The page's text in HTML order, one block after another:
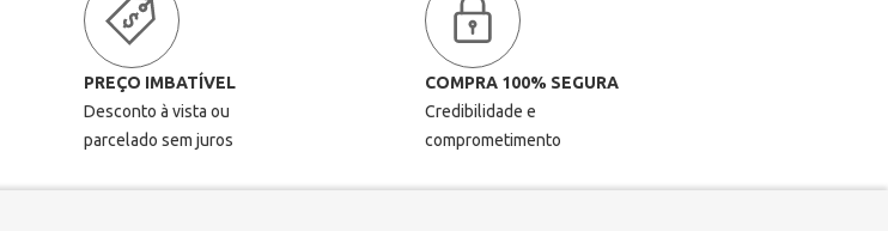
PREÇO IMBATÍVEL
Desconto à vista ou
parcelado sem juros
COMPRA 100% SEGURA
Credibilidade e
comprometimento